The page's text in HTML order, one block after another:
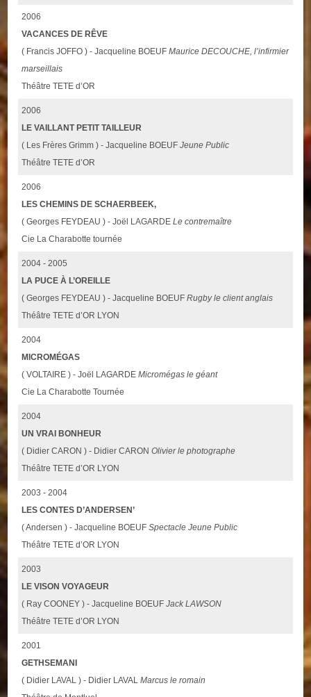
2006
VACANCES DE RÊVE
( Francis JOFFO ) - Jacqueline BOEUFMaurice DECOUCHE, l’infirmier
marseillais
Théâtre TETE d’OR
2006
LE VAILLANT PETIT TAILLEUR
( Les Frères Grimm ) - Jacqueline BOEUFJeune Public
Théâtre TETE d’OR
2006
LES CHEMINS DE SCHAERBEEK,
( Georges FEYDEAU ) - Joël LAGARDELe contremaître
Cie La Charabotte tournée
2004 - 2005
LA PUCE À L’OREILLE
( Georges FEYDEAU ) - Jacqueline BOEUFRugby le client anglais
Théâtre TETE d’OR LYON
2004
MICROMÉGAS
( VOLTAIRE ) - Joël LAGARDEMicromégas le géant
Cie La Charabotte Tournée
2004
UN VRAI BONHEUR
( Didier CARON ) - Didier CARONOlivier le photographe
Théâtre TETE d’OR LYON
2003 - 2004
LES CONTES D’ANDERSEN’
( Andersen ) - Jacqueline BOEUFSpectacle Jeune Public
Théâtre TETE d’OR LYON
2003
LE VISON VOYAGEUR
( Ray COONEY ) - Jacqueline BOEUFJack LAWSON
Théâtre TETE d’OR LYON
2001
GETHSEMANI
( Didier LAVAL ) - Didier LAVALMarcus le romain